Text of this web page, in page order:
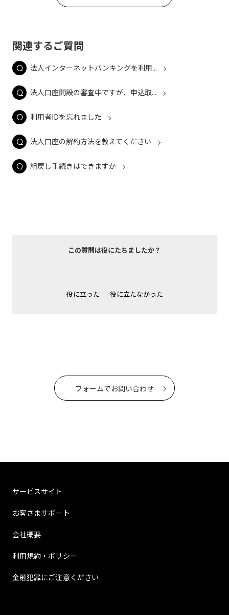
関連するご質問
法人インターネットバンキングを利用...
法人口座開設の審査中ですが、申込取...
利用者IDを忘れました
法人口座の解約方法を教えてください
組戻し手続きはできますか
この質問は役にたちましたか？
役に立った 役に立たなかった
フォームでお問い合わせ
サービスサイト
お客さまサポート
会社概要
利用規約・ポリシー
金融犯罪にご注意ください